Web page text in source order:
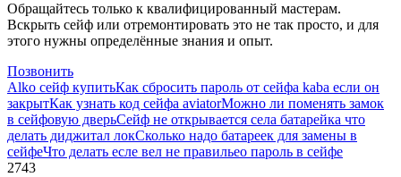
Обращайтесь только к квалифицированный мастерам.
Вскрыть сейф или отремонтировать это не так просто, и для
этого нужны определённые знания и опыт.
Позвонить
Alko сейф купитьКак сбросить пароль от сейфа kaba если он
закрытКак узнать код сейфа aviatorМожно ли поменять замок
в сейфовую дверьСейф не открывается села батарейка что
делать диджитал локСколько надо батареек для замены в
сейфеЧто делать есле вел не правильео пароль в сейфе
2743